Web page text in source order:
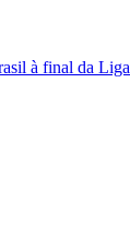
à final da